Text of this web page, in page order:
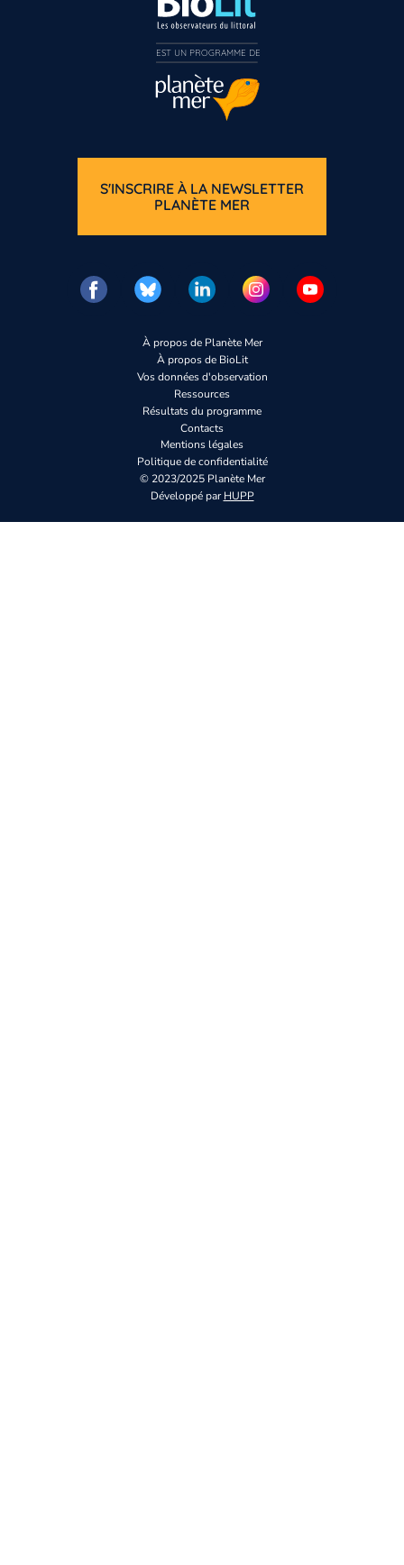
À propos de Planète Mer
À propos de BioLit
Vos données d'observation
Ressources
Résultats du programme
Contacts
Mentions légales
Politique de confidentialité
© 2023/2025 Planète Mer
Développé parHUPP
S'INSCRIRE À LA NEWSLETTER
PLANÈTE MER